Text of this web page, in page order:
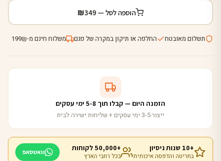
הוספה לסל — ₪349
תשלום מאובטח החלפה או תיקון במקרה של פגם משלוח חינם מ-₪
199
הזמנה היום — קבלו תוך 5-8 ימי עסקים
ייצור 3-5 ימי עסקים + שליחות ישירה לבית
+10 שנות ניסיון
בחריטה והדפסה איכותית
+50,000 לקוחות
בכל רחבי הארץ
וואטסאפ